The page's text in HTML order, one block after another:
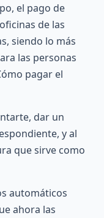
el pago de
de las
siendo lo más
las personas
pagar el
dar un
y al
que sirve como
automáticos
ahora las